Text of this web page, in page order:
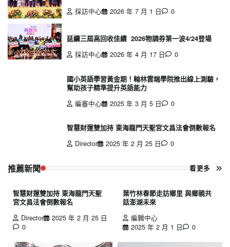
採訪中心
2026 年 7 月 1 日 0
延續三屆高回收佳績 2026物調券第一波4/24登場
採訪中心
2026 年 4 月 17 日 0
國小英語學習黃金期！翰林雲端學院推出線上測驗，
幫助孩子精準提升英語能力
編審中心
2025 年 3 月 5 日 0
智慧財運雙加持 東海龍門天聖宮文昌法會倒數報名
Director
2025 年 2 月 25 日 0
推薦新聞 看更多
智慧財運雙加持 東海龍門天聖
宮文昌法會倒數報名
Director
2025 年 2 月 25 日
0
葉竹林春節走訪鄉里 與鄉親共
話澎湖未來
編輯中心
2025 年 2 月 1 日
0